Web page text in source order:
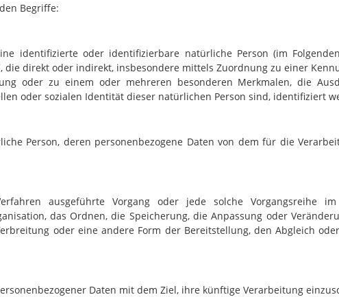
Begriffe:
identifizierte oder identifizierbare natürliche Person (im
direkt oder indirekt, insbesondere mittels Zuordnung zu einer
oder zu einem oder mehreren besonderen Merkmalen, die
oder sozialen Identität dieser natürlichen Person sind, identifiziert
Person, deren personenbezogene Daten von dem für die
ausgeführte Vorgang oder jede solche Vorgangsreihe im
das Ordnen, die Speicherung, die Anpassung oder
oder eine andere Form der Bereitstellung, den Abgleich
Daten mit dem Ziel, ihre künftige Verarbeitung